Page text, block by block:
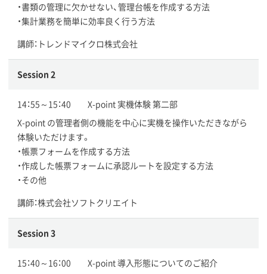
・書類の管理に欠かせない、管理台帳を作成する方法
・集計業務を簡単に効率良く行う方法
講師：トレンドマイクロ株式会社
Session 2
14：55～15：40 X-point 実機体験 第二部
X-point の管理者側の機能を中心に実機を操作いただきながら
体験いただけます。
・帳票フォームを作成する方法
・作成した帳票フォームに承認ルートを設定する方法
・その他
講師：株式会社ソフトクリエイト
Session 3
15：40～16：00 X-point 導入形態についてのご紹介